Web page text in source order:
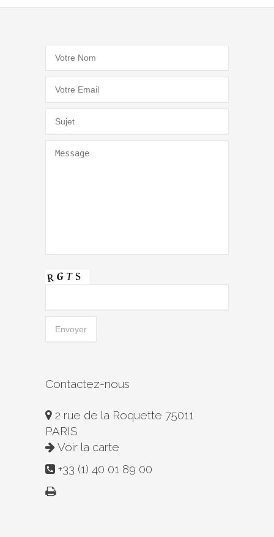
Contactez-nous
2 rue de la Roquette 75011
PARIS
Voir la carte
+33 (1) 40 01 89 00